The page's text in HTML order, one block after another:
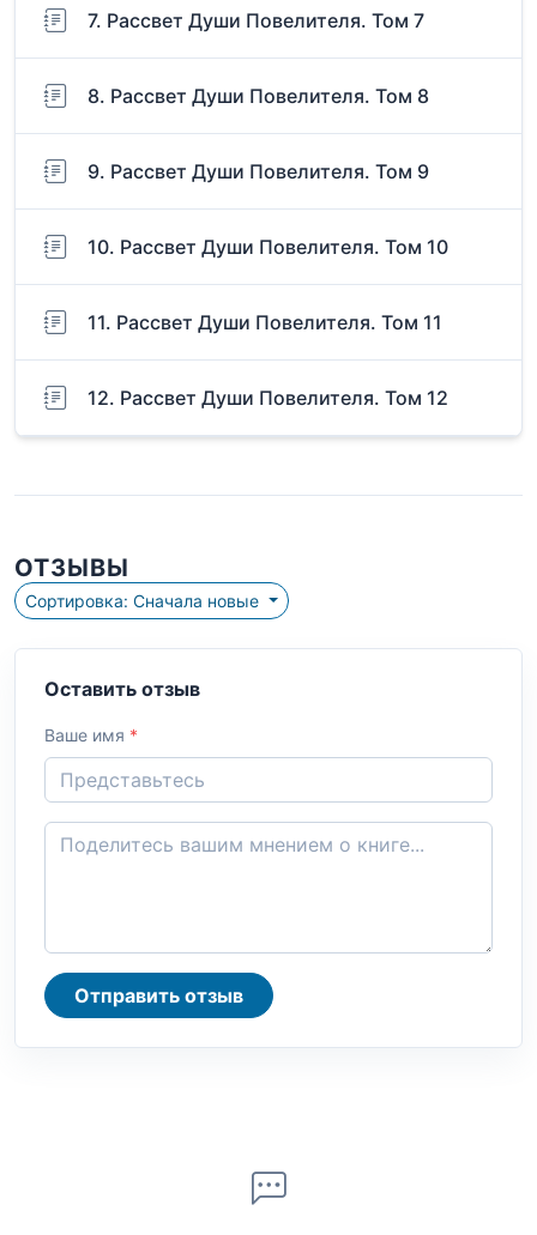
7. Рассвет Души Повелителя. Том 7
8. Рассвет Души Повелителя. Том 8
9. Рассвет Души Повелителя. Том 9
10. Рассвет Души Повелителя. Том 10
11. Рассвет Души Повелителя. Том 11
12. Рассвет Души Повелителя. Том 12
ОТЗЫВЫ
Сортировка: Сначала новые
Оставить отзыв
Ваше имя *
Отправить отзыв